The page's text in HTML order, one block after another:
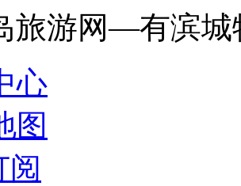
旅游网—有滨城
心
图
阅